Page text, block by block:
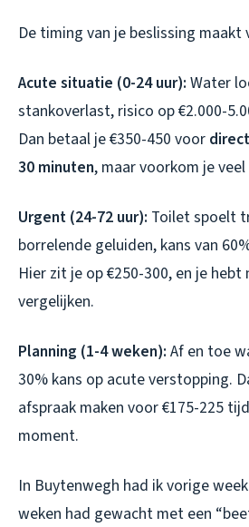
De timing van je beslissing maakt
Acute situatie (0-24 uur): Water
stankoverlast, risico op €2.000-
Dan betaal je €350-450 voor
30 minuten, maar voorkom je
Urgent (24-72 uur): Toilet spoelt
borrelende geluiden, kans van
Hier zit je op €250-300, en je
vergelijken.
Planning (1-4 weken): Af en toe
30% kans op acute verstopping.
afspraak maken voor €175-225
moment.
In Buytenwegh had ik vorige
weken had gewacht met een